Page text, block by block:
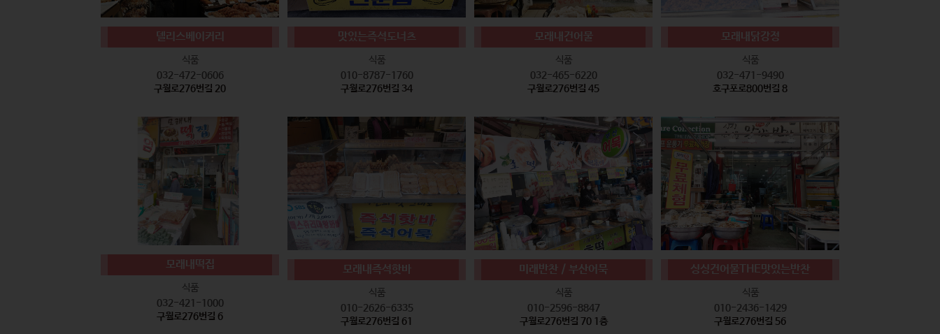
델리스베이커리
식품
032-472-0606
구월로276번길 20
맛있는즉석도너츠
식품
010-8787-1760
구월로276번길 34
모래내건어물
식품
032-465-6220
구월로276번길 45
모래내닭강정
식품
032-471-9490
호구포로800번길 8
모래내떡집
식품
032-421-1000
구월로276번길 6
모래내즉석핫바
식품
010-2626-6335
구월로276번길 61
미래반찬 / 부산어묵
식품
010-2596-8847
구월로276번길 70 1층
싱싱건어물THE맛있는반찬
식품
010-2436-1429
구월로276번길 56